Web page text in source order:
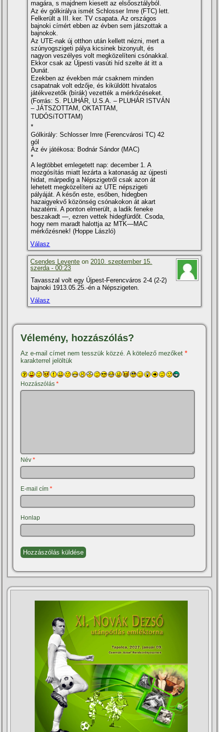
magára, s majdnem kiesett az elsőosztályból.
Az év gólkirálya ismét Schlosser Imre (FTC) lett.
Felkerült a III. ker. TV csapata. Az országos
bajnoki cí­mért ebben az évben sem játszottak a
bajnokok.
Az UTE-nak új otthon után kellett nézni, mert a
szúnyogszigeti pálya kicsinek bizonyult, és
nagyon veszélyes volt megközelí­teni csónakkal.
Ekkor csak az Újpesti vasúti hí­d szelte át itt a
Dunát.
Ezekben az években már csaknem minden
csapatnak volt edzője, és kiküldött hivatalos
játékvezetők (bí­rák) vezették a mérkőzéseket.
(Forrás: S. PLUHÁR, U.S.A. – PLUHÁR ISTVÁN
– JÁTSZOTTAM, OKTATTAM,
TUDÓSíTOTTAM)
*
Gólkirály: Schlosser Imre (Ferencvárosi TC) 42
gól
Az év játékosa: Bodnár Sándor (MAC)
*
A legtöbbet emlegetett nap: december 1. A
mozgósí­tás miatt lezárta a katonaság az újpesti
hidat, márpedig a Népszigetről csak azon át
lehetett megközelí­teni az UTE népszigeti
pályáját. A későn este, esőben, hidegben
hazaigyekvő közönség csónakokon át akart
hazatérni. A ponton elmerült, a ladik feneke
beszakadt —, ezren vettek hidegfürdőt. Csoda,
hogy nem maradt halottja az MTK—MAC
mérkőzésnek! (Hoppe László)
Válasz
Csendes Levente on2010. szeptember 15.
szerda - 00:23
Tavasszal volt egy Újpest-Ferencváros 2-4 (2-2)
bajnoki 1913.05.25.-én a Népszigeten.
Válasz
Vélemény, hozzászólás?
Az e-mail címet nem tesszük közzé. A kötelező mezőket*
karakterrel jelöltük
Hozzászólás*
Név*
E-mail cím*
Honlap